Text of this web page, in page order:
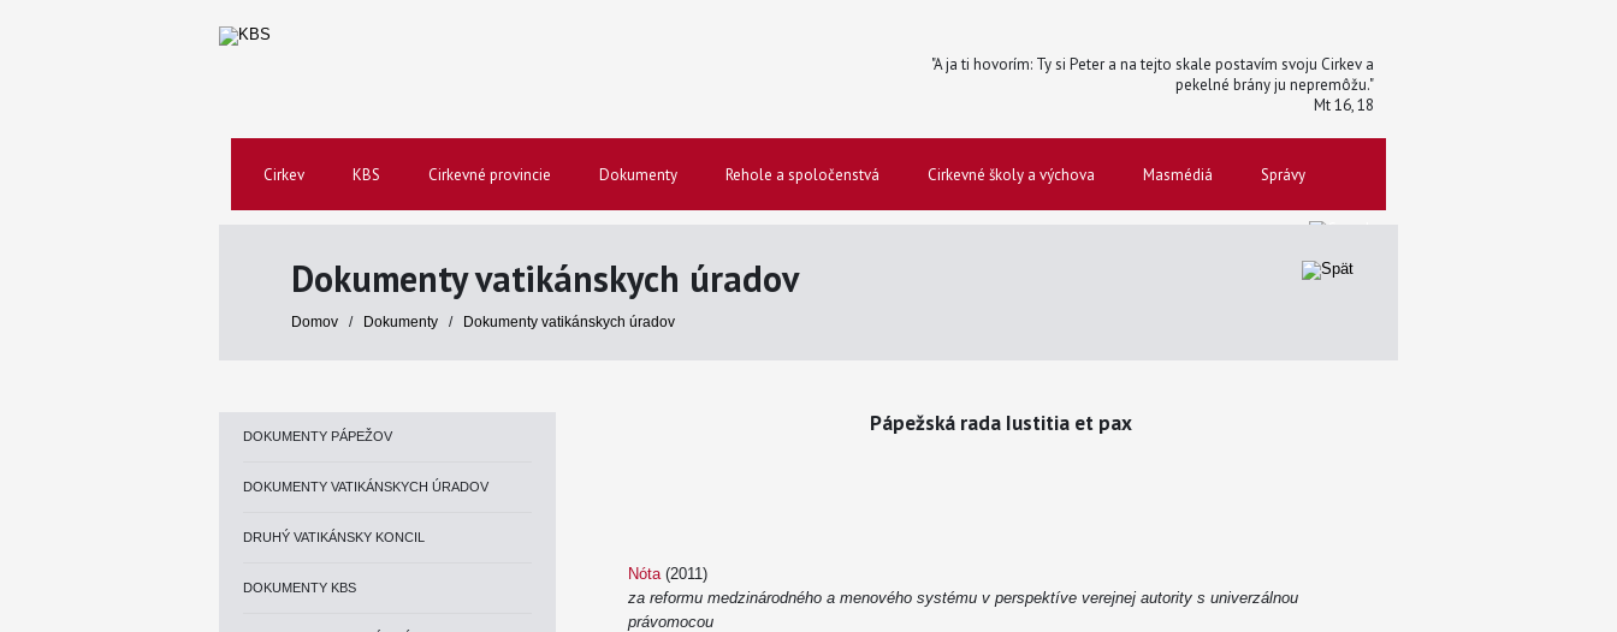
"A ja ti hovorím: Ty si Peter a na tejto skale postavím svoju Cirkev a
pekelné brány ju nepremôžu."
Mt 16, 18
Cirkev KBS Cirkevné provincie Dokumenty Rehole a spoločenstvá Cirkevné školy a výchova Masmédiá Správy
Dokumenty vatikánskych úradov
Domov / Dokumenty / Dokumenty vatikánskych úradov
DOKUMENTY PÁPEŽOV
DOKUMENTY VATIKÁNSKYCH ÚRADOV
DRUHÝ VATIKÁNSKY KONCIL
DOKUMENTY KBS
Pápežská rada Iustitia et pax
Nóta(2011)
za reformu medzinárodného a menového systému v perspektíve verejnej autority s univerzálnou
právomocou